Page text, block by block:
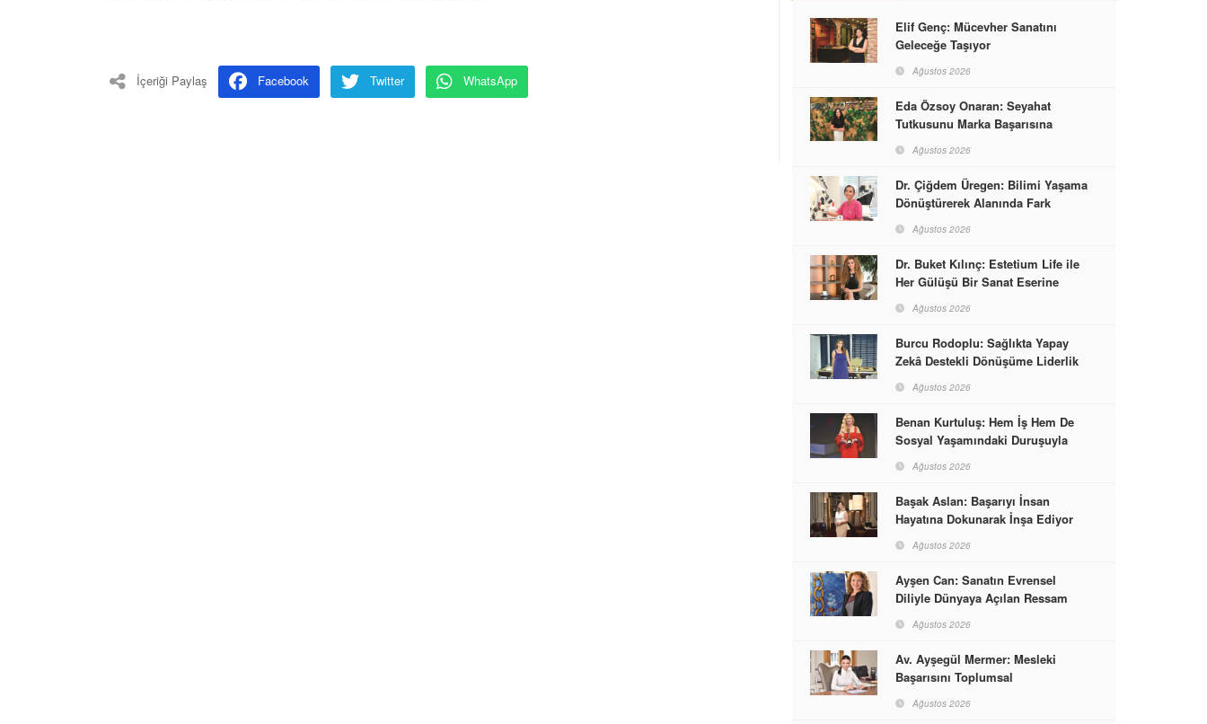
İçeriği Paylaş Facebook Twitter WhatsApp
Elif Genç: Mücevher Sanatını
Geleceğe Taşıyor
Ağustos 2026
Eda Özsoy Onaran: Seyahat
Tutkusunu Marka Başarısına
Ağustos 2026
Dr. Çiğdem Üregen: Bilimi Yaşama
Dönüştürerek Alanında Fark
Ağustos 2026
Dr. Buket Kılınç: Estetium Life ile
Her Gülüşü Bir Sanat Eserine
Ağustos 2026
Burcu Rodoplu: Sağlıkta Yapay
Zekâ Destekli Dönüşüme Liderlik
Ağustos 2026
Benan Kurtuluş: Hem İş Hem De
Sosyal Yaşamındaki Duruşuyla
Ağustos 2026
Başak Aslan: Başarıyı İnsan
Hayatına Dokunarak İnşa Ediyor
Ağustos 2026
Ayşen Can: Sanatın Evrensel
Diliyle Dünyaya Açılan Ressam
Ağustos 2026
Av. Ayşegül Mermer: Mesleki
Başarısını Toplumsal
Ağustos 2026